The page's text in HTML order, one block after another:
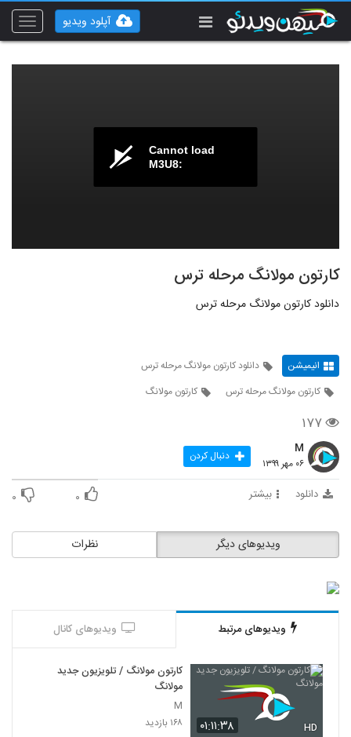
Toggle
آپلود ویدیو
Cannot load
M3U8:
کارتون مولانگ مرحله ترس
دانلود کارتون مولانگ مرحله ترس
انیمیشن
دانلود کارتون مولانگ مرحله ترس
کارتون مولانگ مرحله ترس
کارتون مولانگ
۱۷۷
M
۰۶ مهر ۱۳۹۹ دنبال کردن
دانلود بیشتر ۰ ۰
نظرات ویدیوهای دیگر
ویدیوهای مرتبط ویدیوهای کانال
۰۱:۱۱:۳۸ HD
کارتون مولانگ / تلویزیون جدید
مولانگ
M
۱۶۸ بازدید